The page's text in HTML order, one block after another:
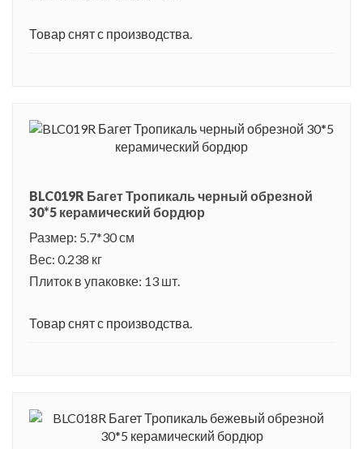
Товар снят с производства.
BLC019R Багет Тропикаль черный обрезной
30*5 керамический бордюр
Размер: 5.7*30 см
Вес: 0.238 кг
Плиток в упаковке: 13 шт.
Товар снят с производства.